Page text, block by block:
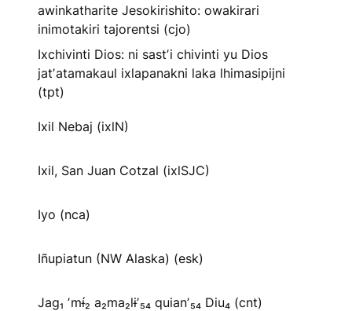
awinkatharite Jesokirishito: owakirari
inimotakiri tajorentsi (cjo)
Ixchivinti Dios: ni sastʼi chivinti yu Dios
jatʼatamakaul ixlapanakni laka lhimasipijni
(tpt)
Ixil Nebaj (ixlN)
Ixil, San Juan Cotzal (ixlSJC)
Iyo (nca)
Iñupiatun (NW Alaska) (esk)
Jag₁ ʼmɨ́₂ a₂ma₂lɨʼ₅₄ quianʼ₅₄ Diu₄ (cnt)